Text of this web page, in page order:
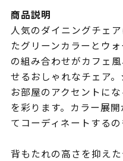
商品説明
人気のダイニングチェ
たグリーンカラーとウ
の組み合わせがカフェ
せるおしゃれなチェア
お部屋のアクセントに
を彩ります。カラー展
てコーディネートするの
背もたれの高さを抑え